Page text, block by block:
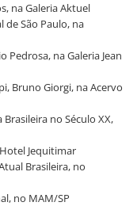
na Galeria Aktuel
de São Paulo, na
Pedrosa, na Galeria Jean
Bruno Giorgi, na Acervo
Brasileira no Século XX,
Jequitimar
Brasileira, no
no MAM/SP